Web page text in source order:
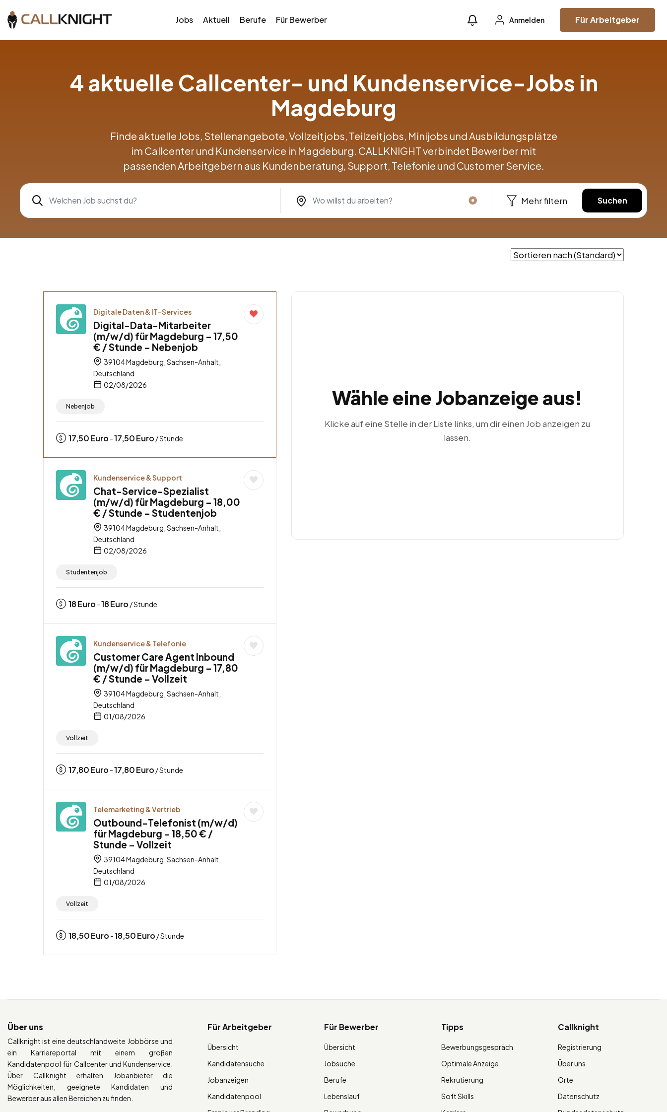
Jobs Aktuell Berufe Für Bewerber Anmelden Für Arbeitgeber
4 aktuelle Callcenter- und Kundenservice-Jobs in
Magdeburg
Finde aktuelle Jobs, Stellenangebote, Vollzeitjobs, Teilzeitjobs, Minijobs und Ausbildungsplätze
im Callcenter und Kundenservice in Magdeburg. CALLKNIGHT verbindet Bewerber mit
passenden Arbeitgebern aus Kundenberatung, Support, Telefonie und Customer Service.
Mehr filtern Suchen
Digitale Daten & IT-Services
Digital-Data-Mitarbeiter
(m/w/d) für Magdeburg – 17,50
€ / Stunde – Nebenjob
39104 Magdeburg, Sachsen-Anhalt,
Deutschland
02/08/2026
Nebenjob
17,50Euro -17,50Euro / Stunde
Kundenservice & Support
Chat-Service-Spezialist
(m/w/d) für Magdeburg – 18,00
€ / Stunde – Studentenjob
39104 Magdeburg, Sachsen-Anhalt,
Deutschland
02/08/2026
Studentenjob
18Euro -18Euro / Stunde
Kundenservice & Telefonie
Customer Care Agent Inbound
(m/w/d) für Magdeburg – 17,80
€ / Stunde – Vollzeit
39104 Magdeburg, Sachsen-Anhalt,
Deutschland
01/08/2026
Vollzeit
17,80Euro -17,80Euro / Stunde
Telemarketing & Vertrieb
Outbound-Telefonist (m/w/d)
für Magdeburg – 18,50 € /
Stunde – Vollzeit
39104 Magdeburg, Sachsen-Anhalt,
Deutschland
01/08/2026
Vollzeit
18,50Euro -18,50Euro / Stunde
Wähle eine Jobanzeige aus!
Klicke auf eine Stelle in der Liste links, um dir einen Job anzeigen zu
lassen.
Über uns
Callknight ist eine deutschlandweite Jobbörse und
ein Karriereportal mit einem großen
Kandidatenpool für Callcenter und Kundenservice.
Über Callknight erhalten Jobanbieter die
Möglichkeiten, geeignete Kandidaten und
Bewerber aus allen Bereichen zu finden.
Für Arbeitgeber
Übersicht
Kandidatensuche
Jobanzeigen
Kandidatenpool
Für Bewerber
Übersicht
Jobsuche
Berufe
Lebenslauf
Tipps
Bewerbungsgespräch
Optimale Anzeige
Rekrutierung
Soft Skills
Callknight
Registrierung
Über uns
Orte
Datenschutz